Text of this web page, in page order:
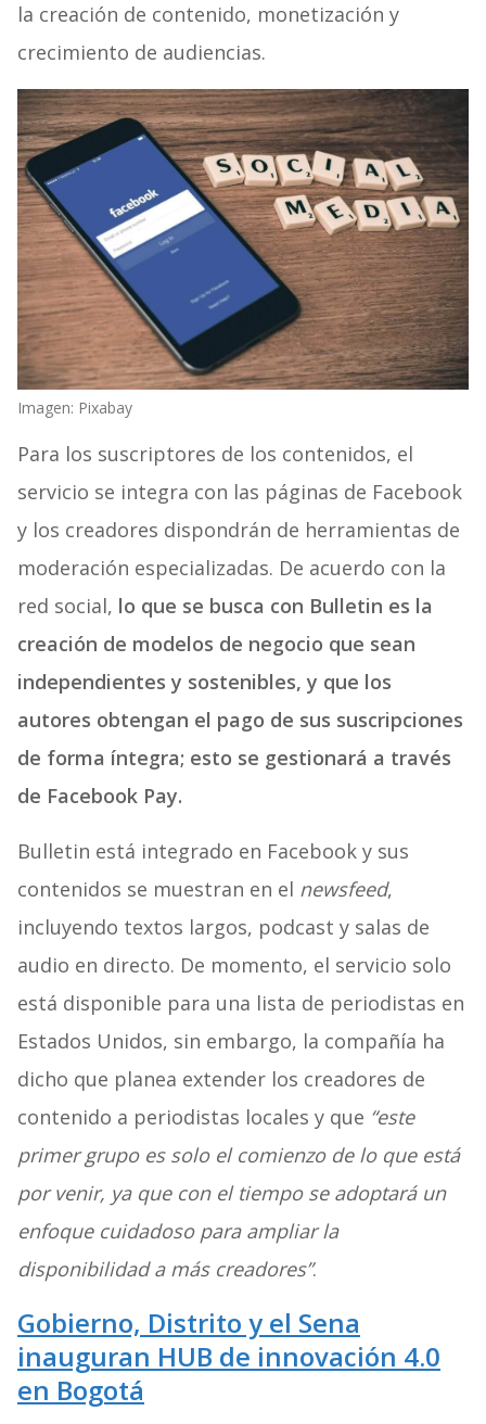
la creación de contenido, monetización y
crecimiento de audiencias.
Imagen: Pixabay
Para los suscriptores de los contenidos, el
servicio se integra con las páginas de Facebook
y los creadores dispondrán de herramientas de
moderación especializadas. De acuerdo con la
red social, lo que se busca con Bulletin es la
creación de modelos de negocio que sean
independientes y sostenibles, y que los
autores obtengan el pago de sus suscripciones
de forma íntegra; esto se gestionará a través
de Facebook Pay.
Bulletin está integrado en Facebook y sus
contenidos se muestran en el newsfeed,
incluyendo textos largos, podcast y salas de
audio en directo. De momento, el servicio solo
está disponible para una lista de periodistas en
Estados Unidos, sin embargo, la compañía ha
dicho que planea extender los creadores de
contenido a periodistas locales y que “este
primer grupo es solo el comienzo de lo que está
por venir, ya que con el tiempo se adoptará un
enfoque cuidadoso para ampliar la
disponibilidad a más creadores”.
Gobierno, Distrito y el Sena
inauguran HUB de innovación 4.0
en Bogotá